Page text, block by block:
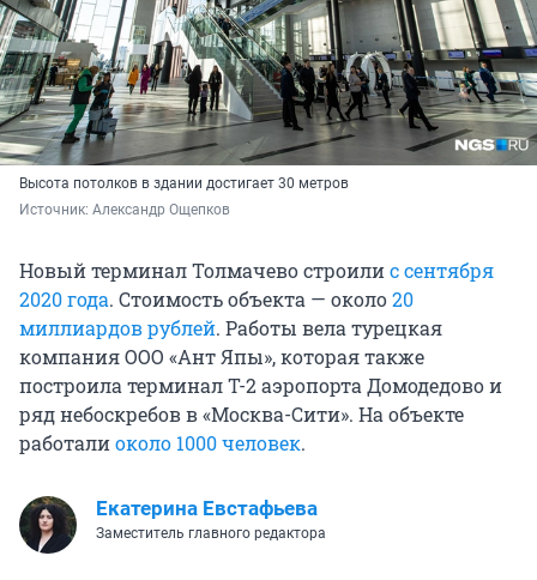
Высота потолков в здании достигает 30 метров
Источник: Александр Ощепков
Новый терминал Толмачево строилис сентября
2020 года. Стоимость объекта — около20
миллиардов рублей. Работы вела турецкая
компания ООО «Ант Япы», которая также
построила терминал Т-2 аэропорта Домодедово и
ряд небоскребов в «Москва-Сити». На объекте
работалиоколо 1000 человек.
Екатерина Евстафьева
Заместитель главного редактора